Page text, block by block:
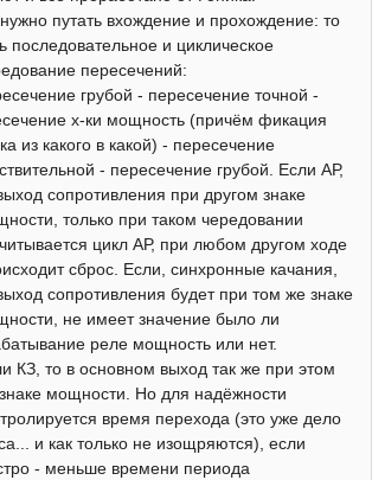
путать вхождение и прохождение: то
последовательное и циклическое
пересечений:
грубой - пересечение точной -
х-ки мощность (причём фикация
из какого в какой) - пересечение
- пересечение грубой. Если АР,
сопротивления при другом знаке
только при таком чередовании
цикл АР, при любом другом ходе
сброс. Если, синхронные качания,
сопротивления будет при том же знаке
не имеет значение было ли
реле мощность или нет.
КЗ, то в основном выход так же при этом
мощности. Но для надёжности
время перехода (это уже дело
и как только не изощряются), если
- меньше времени периода